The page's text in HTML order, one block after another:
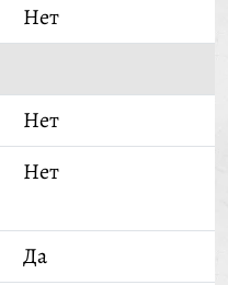
Нет
Нет
Нет
Да